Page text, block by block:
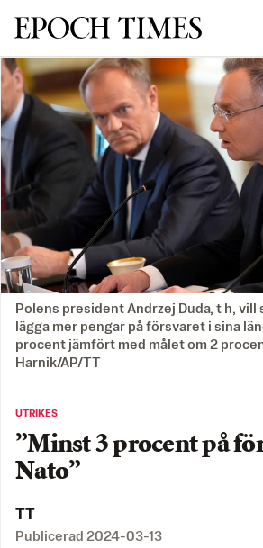
Svenska Epoch Times
Polens president Andrzej Duda, t h, vill
lägga mer pengar på försvaret i sina
procent jämfört med målet om 2
Harnik/AP/TT
UTRIKES
”Minst 3 procent på
Nato”
TT
Publicerad 2024-03-13